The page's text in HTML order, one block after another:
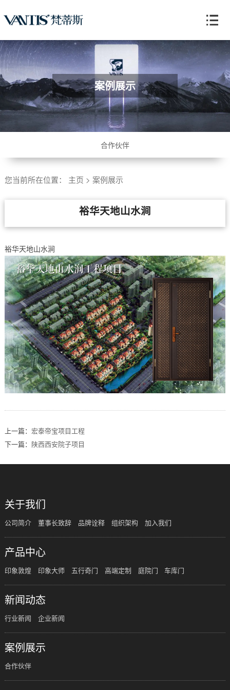
案例展示
合作伙伴
您当前所在位置： 主页 > 案例展示
裕华天地山水涧
裕华天地山水涧
上一篇： 宏泰帝宝项目工程
下一篇： 陕西西安院子项目
关于我们
公司简介 董事长致辞 品牌诠释 组织架构 加入我们
产品中心
印象敦煌 印象大师 五行奇门 高端定制 庭院门 车库门
新闻动态
行业新闻 企业新闻
案例展示
合作伙伴